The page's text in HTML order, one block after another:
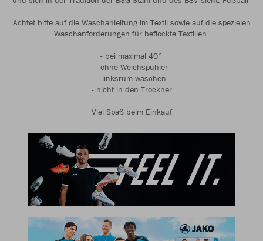
Achtet bitte auf die Waschanleitung im Textil sowie auf die spezielen
Waschanforderungen für beflockte Textilien.
- bei maximal 40°
- ohne Weichspühler
- linksrum waschen
- nicht in den Trockner
Viel Spaß beim Einkauf